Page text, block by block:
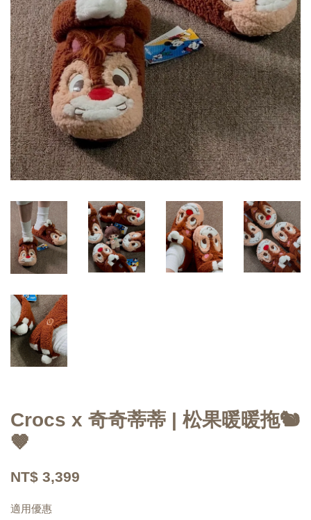
Crocs x 奇奇蒂蒂 | 松果暖暖拖🐿️
🤎
NT$ 3,399
適用優惠